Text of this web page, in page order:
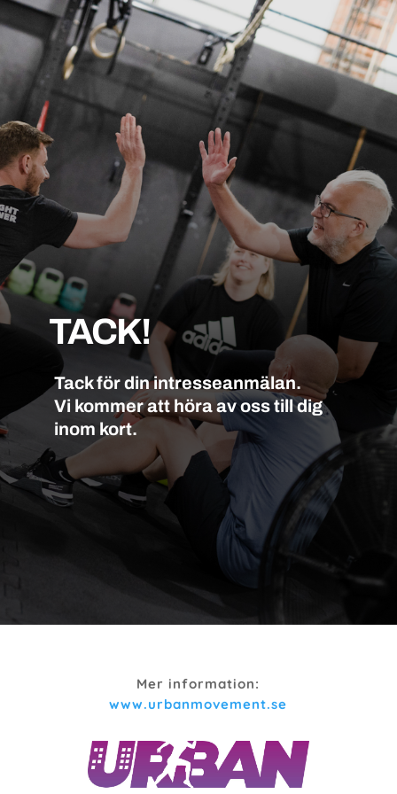
TACK!
Tack för din intresseanmälan.
Vi kommer att höra av oss till dig
inom kort.
Mer information:
www.urbanmovement.se